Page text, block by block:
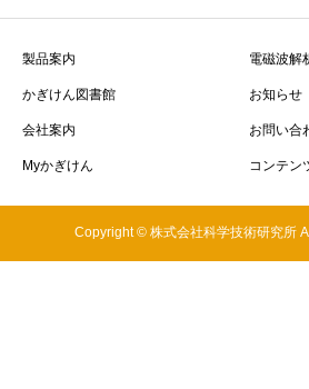
製品案内 電磁波解
かぎけん図書館 お知らせ
会社案内 お問い合
Myかぎけん コンテン
Copyright © 株式会社科学技術研究所